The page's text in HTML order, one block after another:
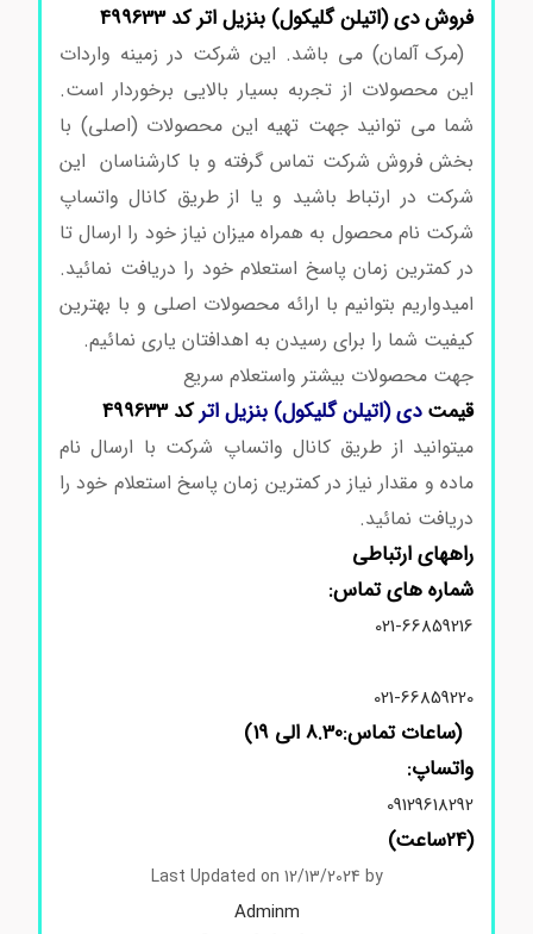
فروش دی(اتیلن گلیکول)بنزیلاتر کد 499633
(مرک آلمان) می باشد. این شرکت در زمینه واردات
این محصولات از تجربه بسیار بالایی برخوردار است.
شما می توانید جهت تهیه این محصولات (اصلی) با
بخش فروش شرکت تماس گرفته و با کارشناسان این
شرکت در ارتباط باشید و یا از طریق کانال واتساپ
شرکت نام محصول به همراه میزان نیاز خود را ارسال تا
در کمترین زمان پاسخ استعلام خود را دریافت نمائید.
امیدواریم بتوانیم با ارائه محصولات اصلی و با بهترین
کیفیت شما را برای رسیدن به اهدافتان یاری نمائیم.
جهت محصولات بیشتر واستعلام سریع
قیمتدی (اتیلن گلیکول) بنزیل اترکد 499633
میتوانید از طریق کانال واتساپ شرکت با ارسال نام
ماده و مقدار نیاز در کمترین زمان پاسخ استعلام خود را
دریافت نمائید.نیترات نقره کد 101510
راههای ارتباطی
شماره های تماس:
021-66859216
021-66859220
(ساعات تماس:8.30 الی 19)
واتساپ:
09129618292
Last Updated on 12/13/2024 by
Adminm